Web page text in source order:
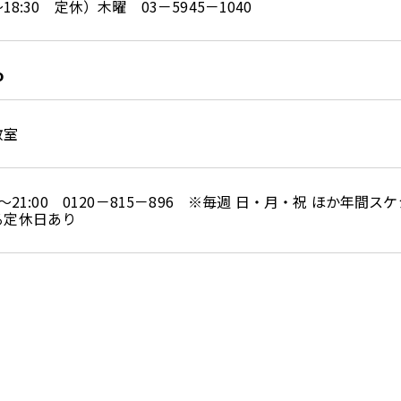
18:30 定休）木曜 03－5945－1040
21:00 0120－815－896 ※毎週 日・月・祝 ほか年間スケ
休日あり